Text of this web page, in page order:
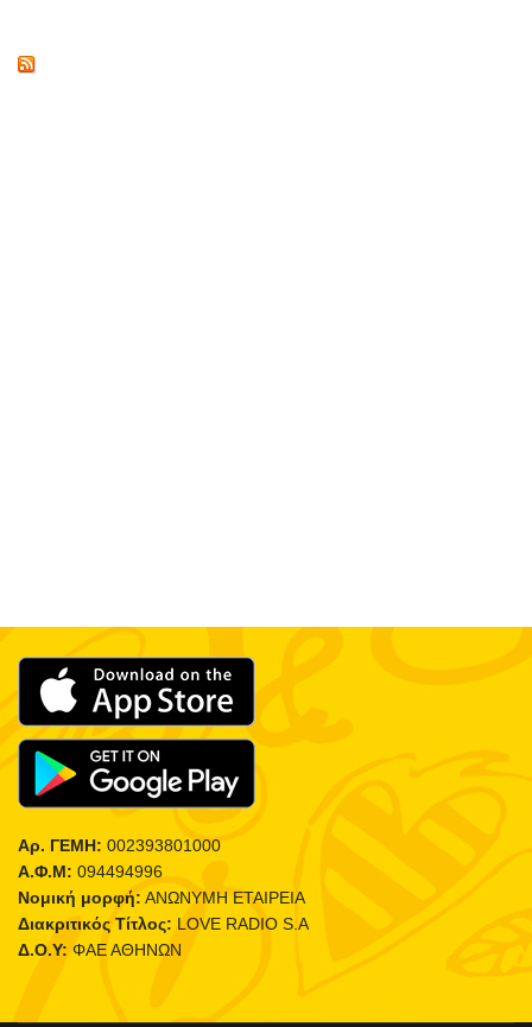
Αρ. ΓΕΜΗ: 002393801000
Α.Φ.Μ: 094494996
Νομική μορφή: ΑΝΩΝΥΜΗ ΕΤΑΙΡΕΙΑ
Διακριτικός Τίτλος: LOVE RADIO S.A
Δ.Ο.Υ: ΦΑΕ ΑΘΗΝΩΝ